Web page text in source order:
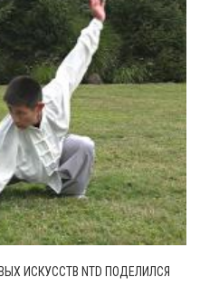
ИСКУССТВ NTD ПОДЕЛИЛСЯ